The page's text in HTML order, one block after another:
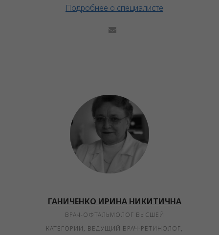
Подробнее о специалисте
ГАНИЧЕНКО ИРИНА НИКИТИЧНА
ВРАЧ-ОФТАЛЬМОЛОГ ВЫСШЕЙ
КАТЕГОРИИ, ВЕДУЩИЙ ВРАЧ-РЕТИНОЛОГ,